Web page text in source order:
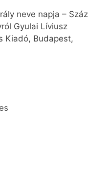
neve napja – Száz
Gyulai Líviusz
Kiadó, Budapest,